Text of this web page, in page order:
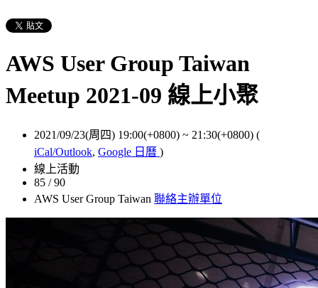
AWS User Group Taiwan
Meetup 2021-09 線上小聚
2021/09/23(周四) 19:00(+0800) ~ 21:30(+0800) (
iCal/Outlook, Google 日曆 )
線上活動
85 / 90
AWS User Group Taiwan 聯絡主辦單位